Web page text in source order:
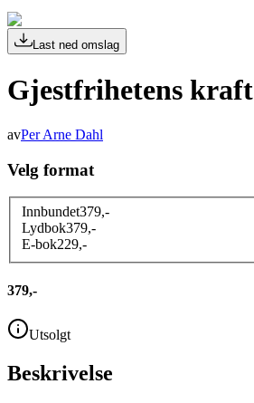
Last ned omslag
Gjestfrihetens kraft
avPer Arne Dahl
Velg format
Innbundet379,-
Lydbok379,-
E-bok229,-
379,-
Utsolgt
Beskrivelse